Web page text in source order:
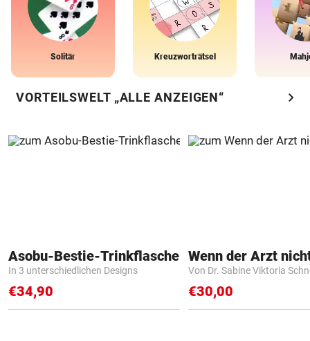
Solitär Kreuzworträtsel
VORTEILSWELT „ALLE ANZEIGEN“ chevron_right
Asobu-Bestie-Trinkflasche
In 3 unterschiedlichen Designs
€34,90
Von Dr. Sabine Viktoria
€30,00